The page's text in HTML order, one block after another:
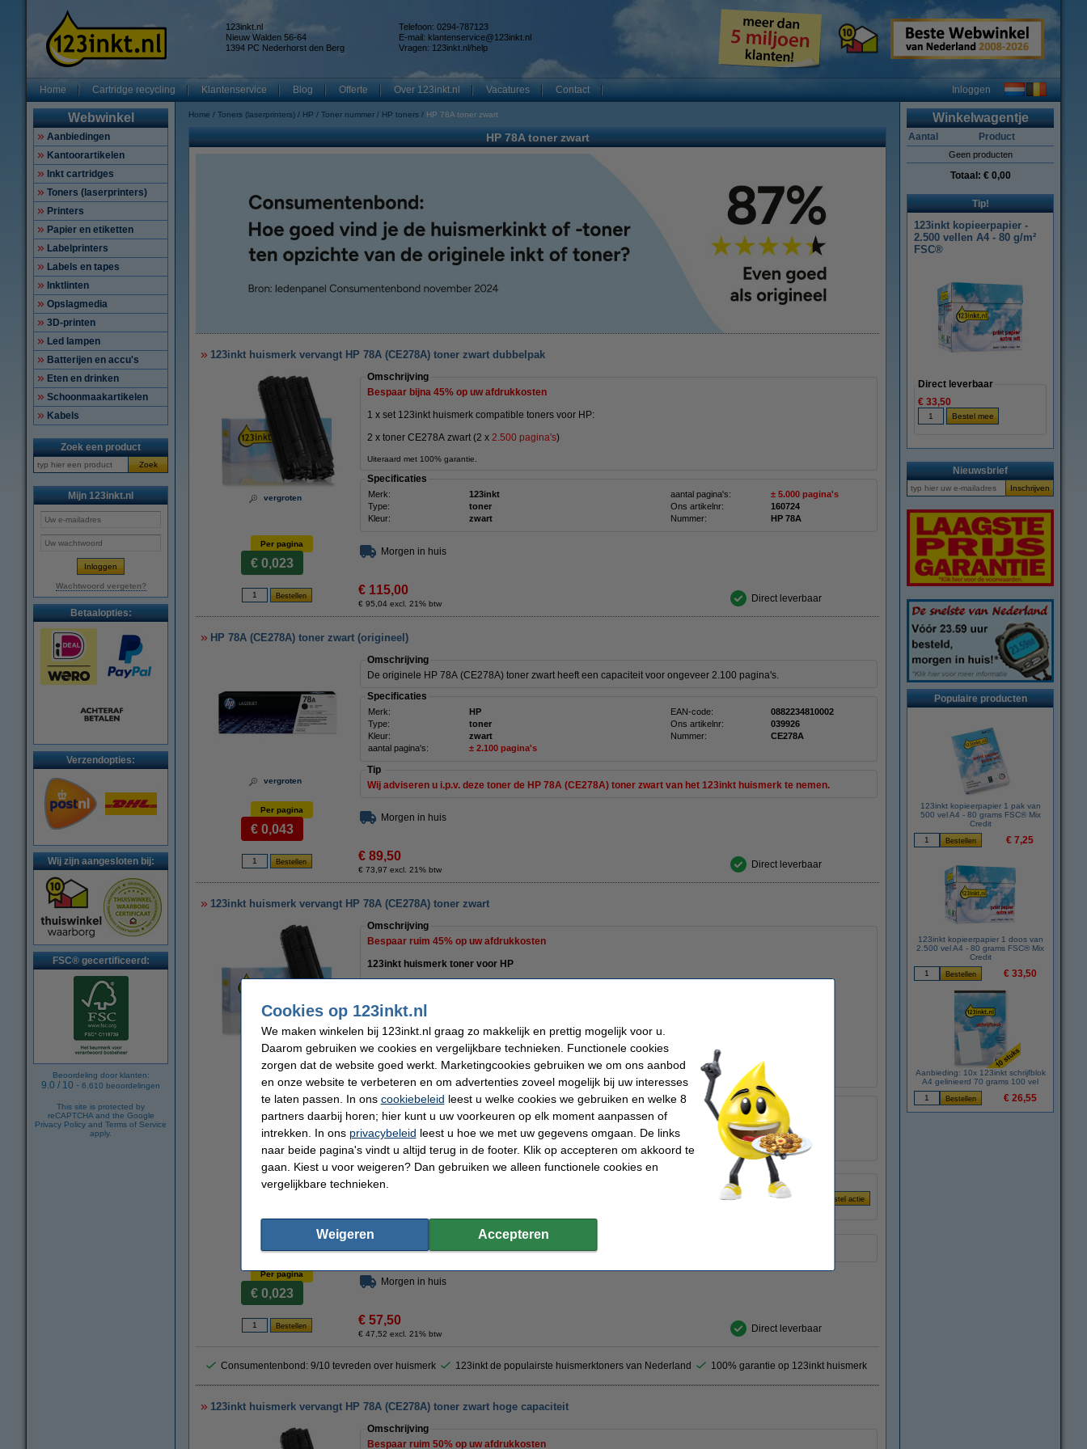
123inkt.nl
Nieuw Walden 56-64
1394 PC Nederhorst den Berg
Telefoon: 0294-787123
E-mail: klantenservice@123inkt.nl
Vragen: 123inkt.nl/help
Home Cartridge recycling Klantenservice Blog Offerte Over 123inkt.nl Vacatures Contact Inloggen
Webwinkel
Aanbiedingen
Kantoorartikelen
Inkt cartridges
Toners (laserprinters)
Printers
Papier en etiketten
Labelprinters
Labels en tapes
Inktlinten
Opslagmedia
3D-printen
Led lampen
Batterijen en accu's
Eten en drinken
Schoonmaakartikelen
Kabels
Zoek een product
Zoek
Mijn 123inkt.nl
Wachtwoord vergeten?
Betaalopties:
Verzendopties:
Wij zijn aangesloten bij:
FSC® gecertificeerd:
Beoordeling door klanten:
9.0 / 10 - 6.610 beoordelingen
This site is protected by
reCAPTCHA and the Google
Privacy Policy and Terms of Service
apply.
Home Toners (laserprinters) HP Toner nummer HP toners HP 78A toner zwart
HP 78A toner zwart
123inkt huismerk vervangt HP 78A (CE278A) toner zwart dubbelpak
vergroten
Omschrijving
Bespaar bijna 45% op uw afdrukkosten
1 x set 123inkt huismerk compatible toners voor HP:
2 x toner CE278A zwart (2 x 2.500 pagina's)
Uiteraard met 100% garantie.
Specificaties
Merk: 123inkt aantal pagina's:
± 5.000 pagina's
Type:
toner Ons artikelnr:
160724
Kleur:
zwart Nummer: HP 78A
Per pagina
€ 0,023
Morgen in huis
€ 115,00
€ 95,04 excl. 21% btw Direct leverbaar
HP 78A (CE278A) toner zwart (origineel)
vergroten
Omschrijving
De originele HP 78A (CE278A) toner zwart heeft een capaciteit voor ongeveer 2.100 pagina's.
Specificaties
Merk: HP EAN-code:
0882234810002
Type:
toner Ons artikelnr:
039926
Kleur:
zwart Nummer:
CE278A
aantal pagina's:
± 2.100 pagina's
Tip
Wij adviseren u i.p.v. deze toner de HP 78A (CE278A) toner zwart van het 123inkt huismerk te nemen.
Per pagina
€ 0,043
Morgen in huis
€ 89,50
€ 73,97 excl. 21% btw Direct leverbaar
123inkt huismerk vervangt HP 78A (CE278A) toner zwart
vergroten
Omschrijving
Bespaar ruim 45% op uw afdrukkosten
123inkt huismerk toner voor HP
Geproduceerd door een
Uitstekende kwaliteit, een veel hogere capaciteit dan de HP-uitvoering, en ...........
Klikhiervoor extra informatie over de kwaliteit van onze toners.
Specificaties
Merk: 123inkt EAN-code:
8718237007854
Type:
toner Ons artikelnr:
039927
Kleur:
zwart Nummer:
CE278A
aantal pagina's:
± 2.500 pagina's
Profiteer van het gemak!
Tip
Wij adviseren u deze toner (het 123inkt huismerk) te nemen i.p.v. de HP-uitvoering.
Per pagina
€ 0,023
Morgen in huis
€ 57,50
€ 47,52 excl. 21% btw Direct leverbaar
Consumentenbond: 9/10 tevreden over huismerk 123inkt de populairste huismerktoners van Nederland 100% garantie op 123inkt huismerk
123inkt huismerk vervangt HP 78A (CE278A) toner zwart hoge capaciteit
Omschrijving
Bespaar ruim 50% op uw afdrukkosten
Winkelwagentje
Aantal Product
Geen producten
Totaal: € 0,00
Tip!
123inkt kopieerpapier -
2.500 vellen A4 - 80 g/m²
FSC®
Direct leverbaar
€ 33,50
Nieuwsbrief
Populaire producten
123inkt kopieerpapier 1 pak van
500 vel A4 - 80 grams FSC® Mix
Credit
€ 7,25
123inkt kopieerpapier 1 doos van
2.500 vel A4 - 80 grams FSC® Mix
Credit
€ 33,50
Aanbieding: 10x 123inkt schrijfblok
A4 gelinieerd 70 grams 100 vel
€ 26,55
Cookies op 123inkt.nl
We maken winkelen bij 123inkt.nl graag zo makkelijk en prettig mogelijk voor u.
Daarom gebruiken we cookies en vergelijkbare technieken. Functionele cookies
zorgen dat de website goed werkt. Marketingcookies gebruiken we om ons aanbod
en onze website te verbeteren en om advertenties zoveel mogelijk bij uw interesses
te laten passen. In ons cookiebeleid leest u welke cookies we gebruiken en welke 8
partners daarbij horen; hier kunt u uw voorkeuren op elk moment aanpassen of
intrekken. In ons privacybeleid leest u hoe we met uw gegevens omgaan. De links
naar beide pagina's vindt u altijd terug in de footer. Klik op accepteren om akkoord te
gaan. Kiest u voor weigeren? Dan gebruiken we alleen functionele cookies en
vergelijkbare technieken.
Weigeren Accepteren